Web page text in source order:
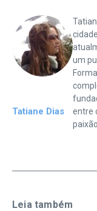
Tatiane Dias
um
entre
Leia também